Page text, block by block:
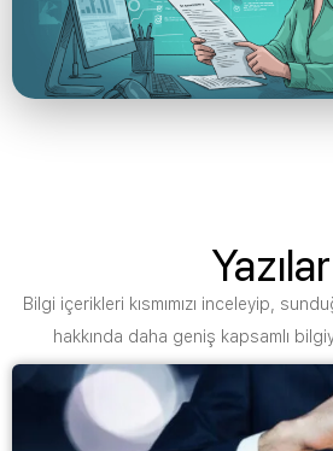
Yazılar
Bilgi içerikleri kısmımızı inceleyip,
hakkında daha geniş kapsamlı